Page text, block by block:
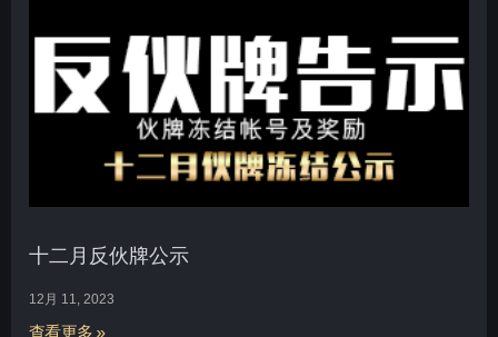
十二月反伙牌公示
12月 11, 2023
查看更多 »